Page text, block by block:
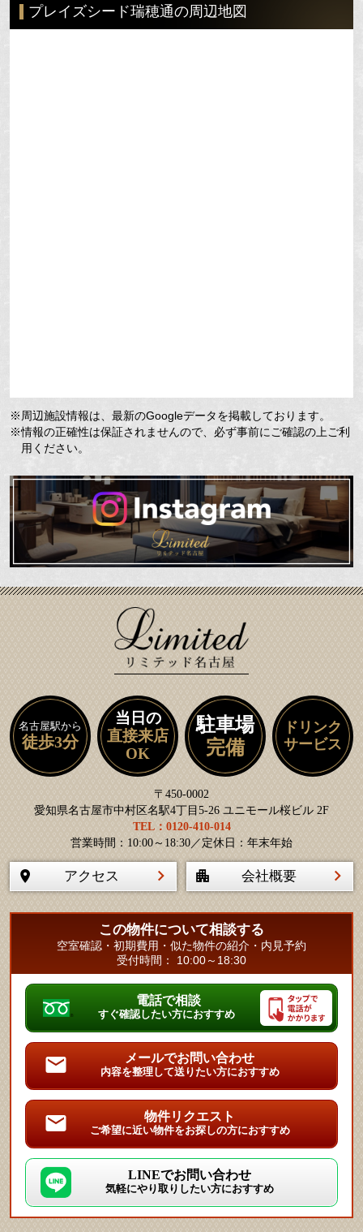
プレイズシード瑞穂通の周辺地図
※周辺施設情報は、最新のGoogleデータを掲載しております。
※情報の正確性は保証されませんので、必ず事前にご確認の上ご利
用ください。
名古屋駅から
徒歩3分
当日の
直接来店
OK
駐車場
完備
ドリンク
サービス
〒450-0002
愛知県名古屋市中村区名駅4丁目5-26 ユニモール桜ビル 2F
TEL：0120-410-014
営業時間：10:00～18:30／定休日：年末年始
アクセス 会社概要
この物件について相談する
空室確認・初期費用・似た物件の紹介・内見予約
受付時間： 10:00～18:30
電話で相談
すぐ確認したい方におすすめ
メールでお問い合わせ
内容を整理して送りたい方におすすめ
物件リクエスト
ご希望に近い物件をお探しの方におすすめ
LINEでお問い合わせ
気軽にやり取りしたい方におすすめ